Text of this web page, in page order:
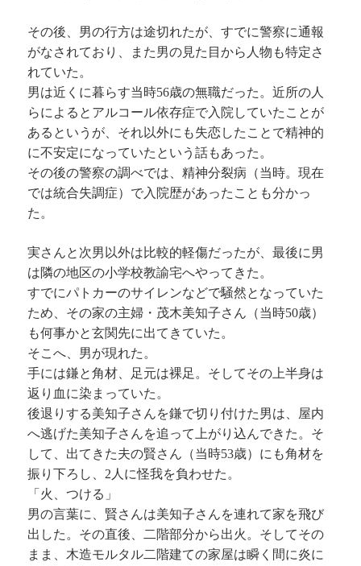
その後、男の行方は途切れたが、すでに警察に通報
がなされており、また男の見た目から人物も特定さ
れていた。
男は近くに暮らす当時56歳の無職だった。近所の人
らによるとアルコール依存症で入院していたことが
あるというが、それ以外にも失恋したことで精神的
に不安定になっていたという話もあった。
その後の警察の調べでは、精神分裂病（当時。現在
では統合失調症）で入院歴があったことも分かっ
た。
実さんと次男以外は比較的軽傷だったが、最後に男
は隣の地区の小学校教諭宅へやってきた。
すでにパトカーのサイレンなどで騒然となっていた
ため、その家の主婦・茂木美知子さん（当時50歳）
も何事かと玄関先に出てきていた。
そこへ、男が現れた。
手には鎌と角材、足元は裸足。そしてその上半身は
返り血に染まっていた。
後退りする美知子さんを鎌で切り付けた男は、屋内
へ逃げた美知子さんを追って上がり込んできた。そ
して、出てきた夫の賢さん（当時53歳）にも角材を
振り下ろし、2人に怪我を負わせた。
「火、つける」
男の言葉に、賢さんは美知子さんを連れて家を飛び
出した。その直後、二階部分から出火。そしてその
まま、木造モルタル二階建ての家屋は瞬く間に炎に